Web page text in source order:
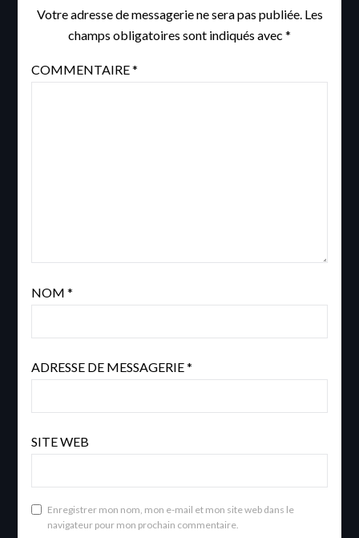
Votre adresse de messagerie ne sera pas publiée. Les
champs obligatoires sont indiqués avec *
COMMENTAIRE*
NOM *
ADRESSE DE MESSAGERIE*
SITE WEB
Enregistrer mon nom, mon e-mail et mon site web dans le
navigateur pour mon prochain commentaire.